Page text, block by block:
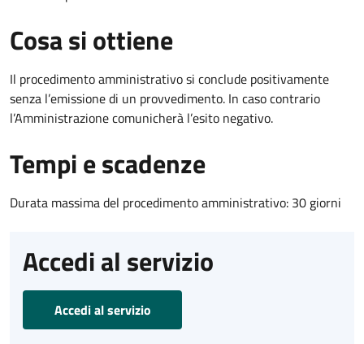
Cosa si ottiene
Il procedimento amministrativo si conclude positivamente
senza l’emissione di un provvedimento. In caso contrario
l’Amministrazione comunicherà l’esito negativo.
Tempi e scadenze
Durata massima del procedimento amministrativo: 30 giorni
Accedi al servizio
Accedi al servizio